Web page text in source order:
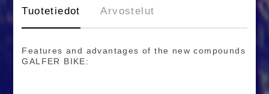
Tuotetiedot Arvostelut
Features and advantages of the new compounds
GALFER BIKE: